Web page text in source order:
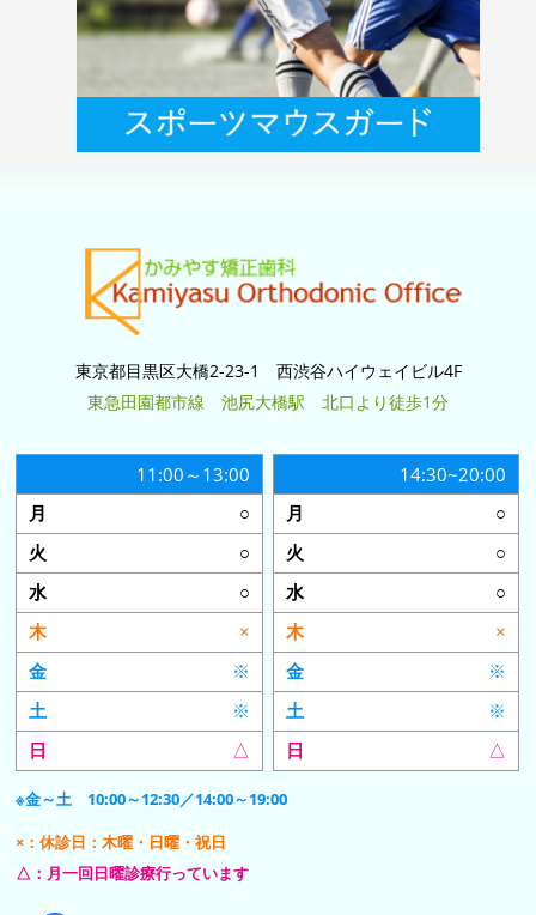
東京都目黒区大橋2-23-1 西渋谷ハイウェイビル4F
東急田園都市線 池尻大橋駅 北口より徒歩1分
11:00～13:00
○
○
○
×
※
※
△
14:30~20:00
○
○
○
×
※
※
△
※金～土 10:00～12:30／14:00～19:00
×：休診日：木曜・日曜・祝日
△：月一回日曜診療行っています